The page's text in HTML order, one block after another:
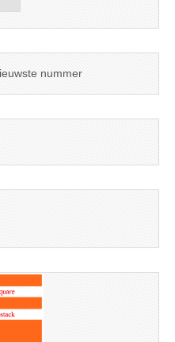
nummer